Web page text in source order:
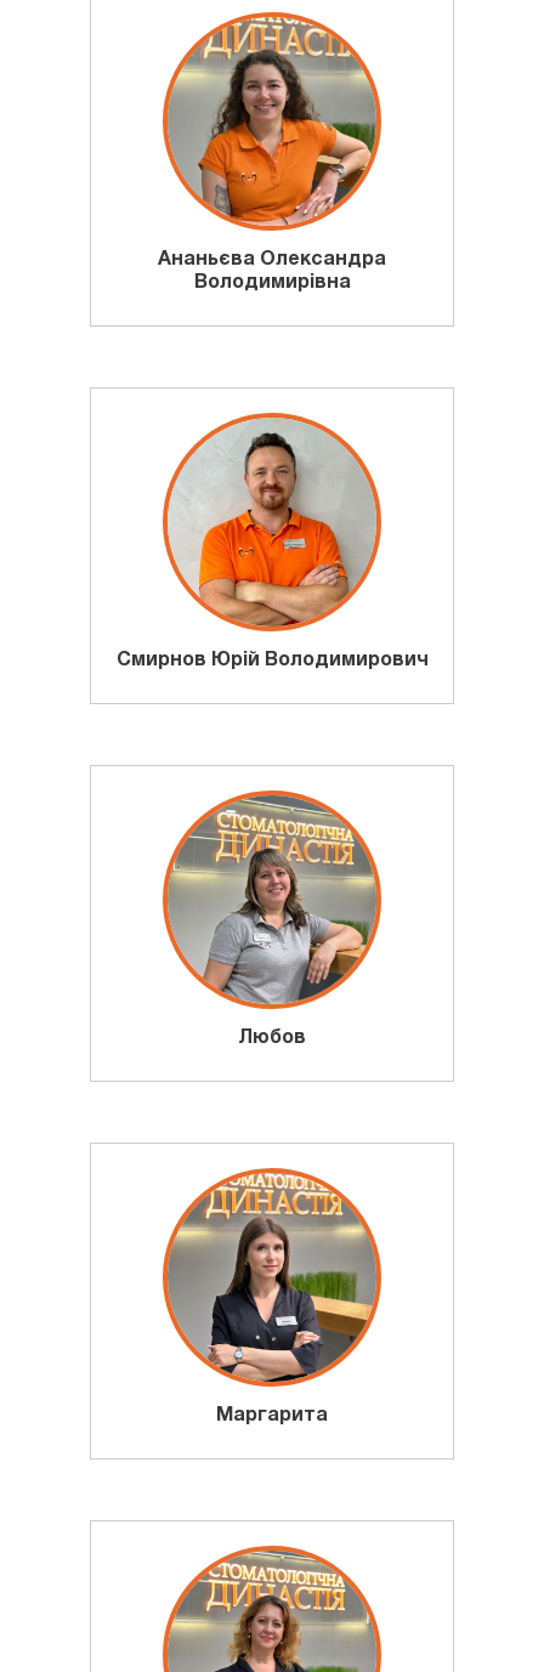
Ананьєва Олександра
Володимирівна
Смирнов Юрій Володимирович
Любов
Маргарита